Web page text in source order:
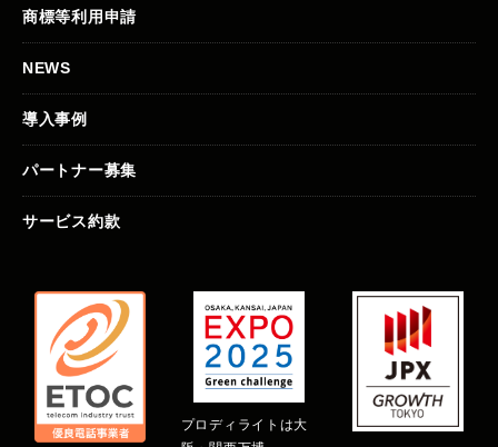
商標等利用申請
NEWS
導入事例
パートナー募集
サービス約款
プロディライトは大